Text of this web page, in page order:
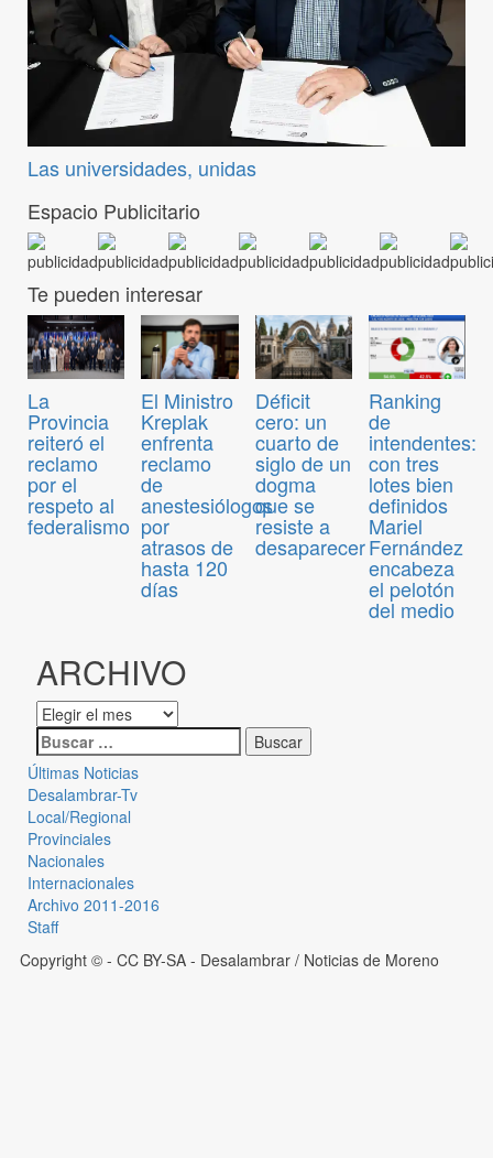
Las universidades, unidas
Espacio Publicitario
Te pueden interesar
La
Provincia
reiteró el
reclamo
por el
respeto al
federalismo
El Ministro
Kreplak
enfrenta
reclamo
de
anestesiólogos
por
atrasos de
hasta 120
días
Déficit
cero: un
cuarto de
siglo de un
dogma
que se
resiste a
desaparecer
Ranking
de
intendentes:
con tres
lotes bien
definidos
Mariel
Fernández
encabeza
el pelotón
del medio
ARCHIVO
Últimas Noticias
Desalambrar-Tv
Local/Regional
Provinciales
Nacionales
Internacionales
Archivo 2011-2016
Staff
Copyright © - CC BY-SA - Desalambrar / Noticias de Moreno